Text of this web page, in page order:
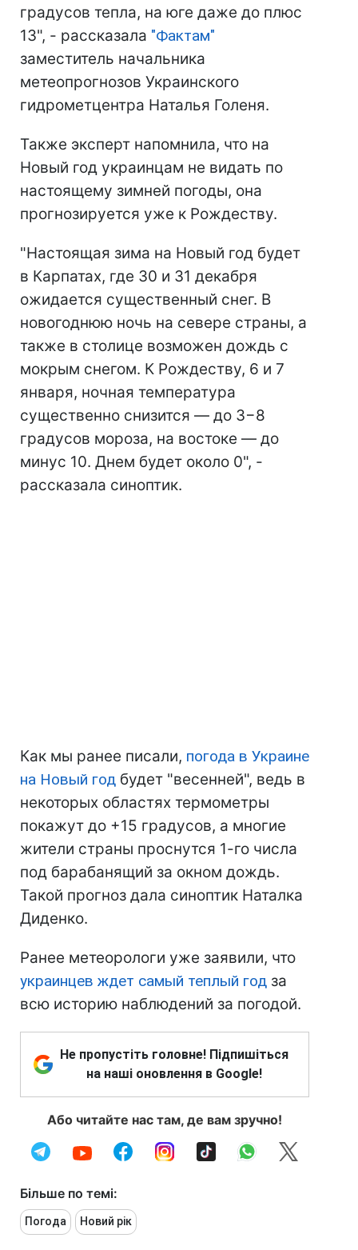
градусов тепла, на юге даже до плюс
13", - рассказала "Фактам"
заместитель начальника
метеопрогнозов Украинского
гидрометцентра Наталья Голеня.
Также эксперт напомнила, что на
Новый год украинцам не видать по
настоящему зимней погоды, она
прогнозируется уже к Рождеству.
"Настоящая зима на Новый год будет
в Карпатах, где 30 и 31 декабря
ожидается существенный снег. В
новогоднюю ночь на севере страны, а
также в столице возможен дождь с
мокрым снегом. К Рождеству, 6 и 7
января, ночная температура
существенно снизится — до 3−8
градусов мороза, на востоке — до
минус 10. Днем будет около 0", -
рассказала синоптик.
Как мы ранее писали, погода в Украине
на Новый год будет "весенней", ведь в
некоторых областях термометры
покажут до +15 градусов, а многие
жители страны проснутся 1-го числа
под барабанящий за окном дождь.
Такой прогноз дала синоптик Наталка
Диденко.
Ранее метеорологи уже заявили, что
украинцев ждет самый теплый год за
всю историю наблюдений за погодой.
Не пропустіть головне! Підпишіться
на наші оновлення в Google!
Або читайте нас там, де вам зручно!
Більше по темі:
Погода Новий рік